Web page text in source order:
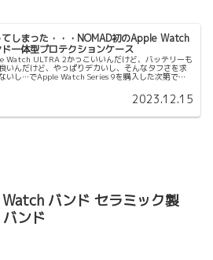
しまった・・・NOMAD初のApple Watch
一体型プロテクションケース
Watch ULTRA 2かっこいいんだけど、バッテリーも
いんだけど、やっぱりデカいし、そんなタフさを求
いし…でApple Watch Series 9を購入した次第です
2023.12.15
バンド セラミック製
ンド